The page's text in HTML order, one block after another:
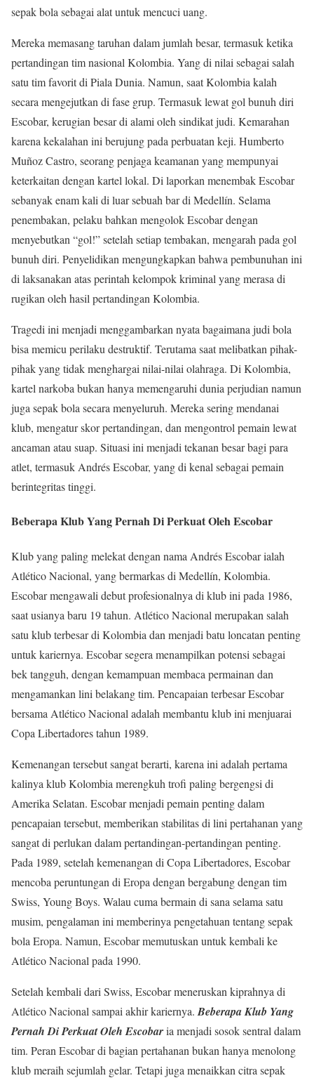
sepak bola sebagai alat untuk mencuci uang.
Mereka memasang taruhan dalam jumlah besar, termasuk ketika
pertandingan tim nasional Kolombia. Yang di nilai sebagai salah
satu tim favorit di Piala Dunia. Namun, saat Kolombia kalah
secara mengejutkan di fase grup. Termasuk lewat gol bunuh diri
Escobar, kerugian besar di alami oleh sindikat judi. Kemarahan
karena kekalahan ini berujung pada perbuatan keji. Humberto
Muñoz Castro, seorang penjaga keamanan yang mempunyai
keterkaitan dengan kartel lokal. Di laporkan menembak Escobar
sebanyak enam kali di luar sebuah bar di Medellín. Selama
penembakan, pelaku bahkan mengolok Escobar dengan
menyebutkan “gol!” setelah setiap tembakan, mengarah pada gol
bunuh diri. Penyelidikan mengungkapkan bahwa pembunuhan ini
di laksanakan atas perintah kelompok kriminal yang merasa di
rugikan oleh hasil pertandingan Kolombia.
Tragedi ini menjadi menggambarkan nyata bagaimana judi bola
bisa memicu perilaku destruktif. Terutama saat melibatkan pihak-
pihak yang tidak menghargai nilai-nilai olahraga. Di Kolombia,
kartel narkoba bukan hanya memengaruhi dunia perjudian namun
juga sepak bola secara menyeluruh. Mereka sering mendanai
klub, mengatur skor pertandingan, dan mengontrol pemain lewat
ancaman atau suap. Situasi ini menjadi tekanan besar bagi para
atlet, termasuk Andrés Escobar, yang di kenal sebagai pemain
berintegritas tinggi.
Beberapa Klub Yang Pernah Di Perkuat Oleh Escobar
Klub yang paling melekat dengan nama Andrés Escobar ialah
Atlético Nacional, yang bermarkas di Medellín, Kolombia.
Escobar mengawali debut profesionalnya di klub ini pada 1986,
saat usianya baru 19 tahun. Atlético Nacional merupakan salah
satu klub terbesar di Kolombia dan menjadi batu loncatan penting
untuk kariernya. Escobar segera menampilkan potensi sebagai
bek tangguh, dengan kemampuan membaca permainan dan
mengamankan lini belakang tim. Pencapaian terbesar Escobar
bersama Atlético Nacional adalah membantu klub ini menjuarai
Copa Libertadores tahun 1989.
Kemenangan tersebut sangat berarti, karena ini adalah pertama
kalinya klub Kolombia merengkuh trofi paling bergengsi di
Amerika Selatan. Escobar menjadi pemain penting dalam
pencapaian tersebut, memberikan stabilitas di lini pertahanan yang
sangat di perlukan dalam pertandingan-pertandingan penting.
Pada 1989, setelah kemenangan di Copa Libertadores, Escobar
mencoba peruntungan di Eropa dengan bergabung dengan tim
Swiss, Young Boys. Walau cuma bermain di sana selama satu
musim, pengalaman ini memberinya pengetahuan tentang sepak
bola Eropa. Namun, Escobar memutuskan untuk kembali ke
Atlético Nacional pada 1990.
Setelah kembali dari Swiss, Escobar meneruskan kiprahnya di
Atlético Nacional sampai akhir kariernya. Beberapa Klub Yang
Pernah Di Perkuat Oleh Escobaria menjadi sosok sentral dalam
tim. Peran Escobar di bagian pertahanan bukan hanya menolong
klub meraih sejumlah gelar. Tetapi juga menaikkan citra sepak